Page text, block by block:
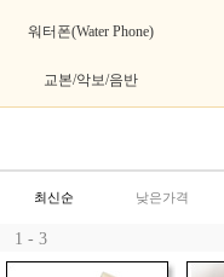
워터폰(Water Phone)
교본/악보/음반
최신순 낮은가격
1 - 3